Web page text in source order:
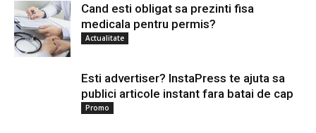
Cand esti obligat sa prezinti fisa
medicala pentru permis?
Actualitate
Esti advertiser? InstaPress te ajuta sa
publici articole instant fara batai de cap
Promo